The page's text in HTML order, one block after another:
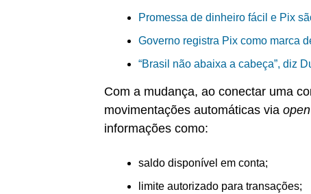
Promessa de dinheiro fácil e Pix
Governo registra Pix como marca
“Brasil não abaixa a cabeça”, diz
Com a mudança, ao conectar uma
movimentações automáticas via
informações como:
saldo disponível em conta;
limite autorizado para transações;